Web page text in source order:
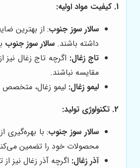
1. کیفیت مواد اولیه:
سالار سوز جنوب: از بهترین
داشته باشند. سالار سوز جنوب
تاج زغال: اگرچه تاج زغال
مقایسه نباشند.
لیمو زغال: لیمو زغال، متخصص
2. تکنولوژی تولید:
سالار سوز جنوب: با
محصولات خود را تضمین
آذر زغال: اگرچه آذر زغال نیز